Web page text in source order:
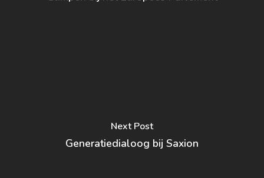
Next Post
Generatiedialoog bij Saxion